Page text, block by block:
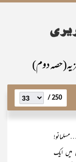
دوم)
250 /
ایک